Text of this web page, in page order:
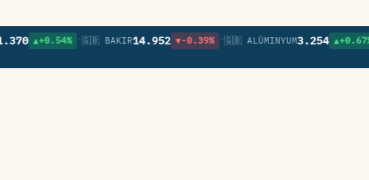
▲+0.54% •🇬🇧 BAKIR 14.952 ▼-0.39% •🇬🇧 ALÜMINYUM3.254 ▲+0.67% •🇬🇧